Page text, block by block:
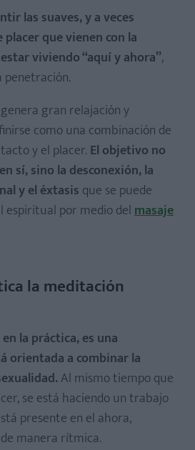
las suaves, y a veces
que vienen con la
viviendo “aquí y ahora”,
penetración.
gran relajación y
como una combinación de
y el placer. El objetivo no
sí, sino la desconexión, la
y el éxtasis que se puede
espiritual por medio delmasaje
la meditación
la práctica, es una
orientada a combinar la
Al mismo tiempo que
se está haciendo un trabajo
presente en el ahora,
manera rítmica.